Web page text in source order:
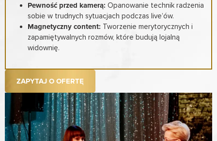
Pewność przed kamerą: Opanowanie technik radzenia
sobie w trudnych sytuacjach podczas live’ów.
Magnetyczny content: Tworzenie merytorycznych i
zapamiętywalnych rozmów, które budują lojalną
widownię.
ZAPYTAJ O OFERTĘ